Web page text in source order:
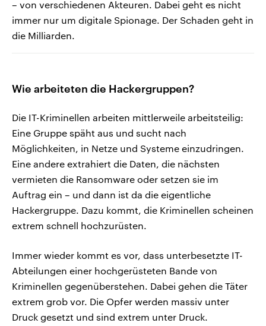
– von verschiedenen Akteuren. Dabei geht es nicht
immer nur um digitale Spionage. Der Schaden geht in
die Milliarden.
Wie arbeiteten die Hackergruppen?
Die IT-Kriminellen arbeiten mittlerweile arbeitsteilig:
Eine Gruppe späht aus und sucht nach
Möglichkeiten, in Netze und Systeme einzudringen.
Eine andere extrahiert die Daten, die nächsten
vermieten die Ransomware oder setzen sie im
Auftrag ein – und dann ist da die eigentliche
Hackergruppe. Dazu kommt, die Kriminellen scheinen
extrem schnell hochzurüsten.
Immer wieder kommt es vor, dass unterbesetzte IT-
Abteilungen einer hochgerüsteten Bande von
Kriminellen gegenüberstehen. Dabei gehen die Täter
extrem grob vor. Die Opfer werden massiv unter
Druck gesetzt und sind extrem unter Druck.